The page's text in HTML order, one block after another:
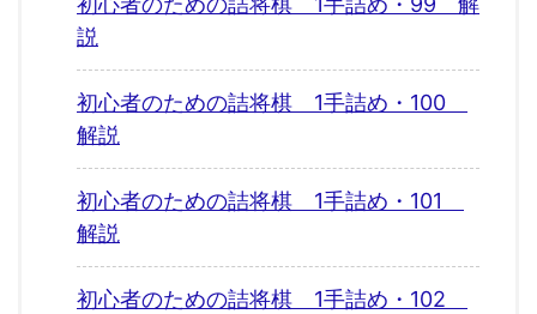
説
初心者のための詰将棋 1手詰め・100
解説
初心者のための詰将棋 1手詰め・101
解説
初心者のための詰将棋 1手詰め・102